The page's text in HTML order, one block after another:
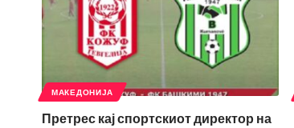
МАКЕДОНИЈА
Претрес кај спортскиот директор на